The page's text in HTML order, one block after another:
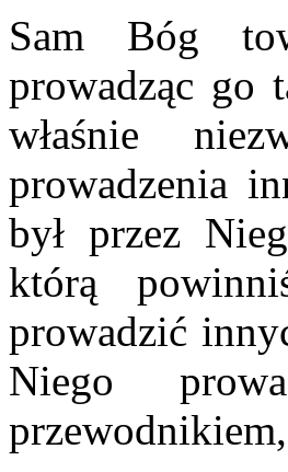
Sam Bóg
prowadząc go
właśnie
prowadzenia
był przez
którą
prowadzić
Niego